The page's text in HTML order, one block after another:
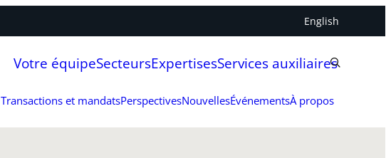
English
Votre équipeSecteursExpertisesServices auxiliaires
Transactions et mandatsPerspectivesNouvellesÉvénementsÀ propos